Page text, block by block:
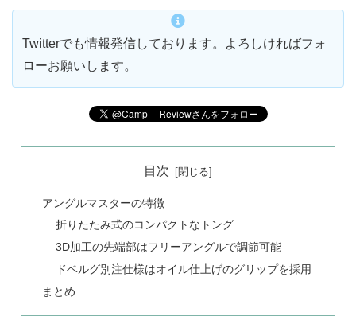
Twitterでも情報発信しております。よろしければフォ
ローお願いします。
目次
アングルマスターの特徴
折りたたみ式のコンパクトなトング
3D加工の先端部はフリーアングルで調節可能
ドベルグ別注仕様はオイル仕上げのグリップを採用
まとめ